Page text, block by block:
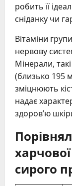
робить її
сніданку чи
Вітаміни
нервову
Мінерали,
(близько 195
зміцнюють
надає
здоров’ю
харчової
сирого